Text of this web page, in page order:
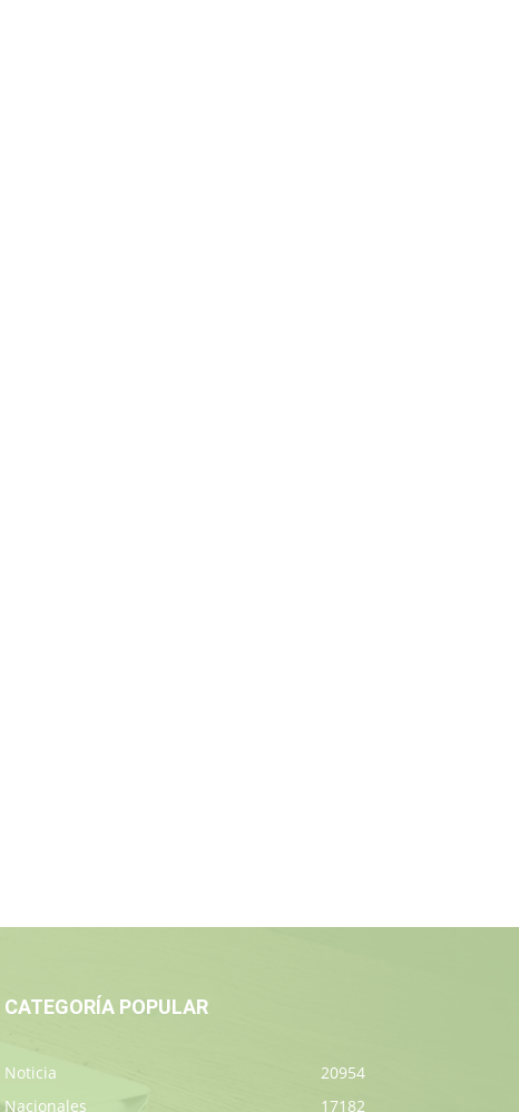
CATEGORÍA POPULAR
Noticia
20954
Nacionales
17182